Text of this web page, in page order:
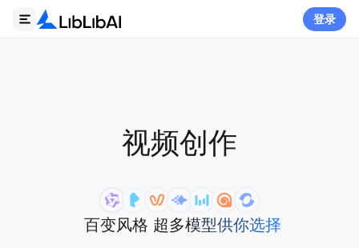
登录
视频创作
百变风格 超多模型供你选择